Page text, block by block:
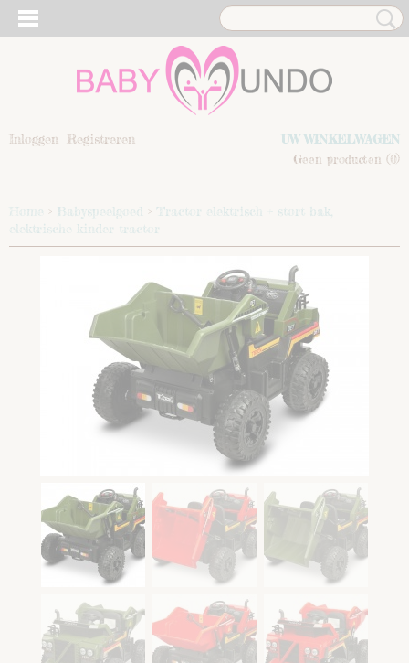
Inloggen Registreren
UW WINKELWAGEN
Geen producten (0)
Home > Babyspeelgoed > Tractor elektrisch + stort bak,
elektrische kinder tractor